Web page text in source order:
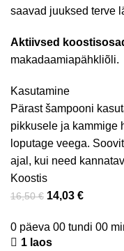
saavad juuksed terve
Aktiivsed
makadaamiapähkliõli.
Kasutamine
Pärast šampooni
pikkusele ja kammige
loputage veega.
ajal, kui need
Koostis
16,50€ 14,03 €
0 päeva 00 tundi 00
1 laos